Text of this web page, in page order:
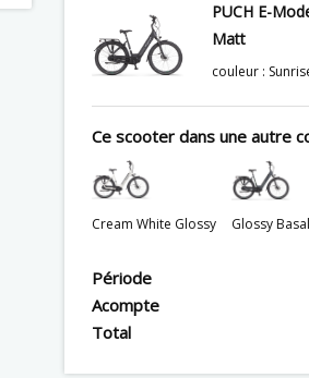
PUCH E-
Matt
couleur :
Ce scooter dans une autre
Cream White Glossy Glossy
Période
Acompte
Total